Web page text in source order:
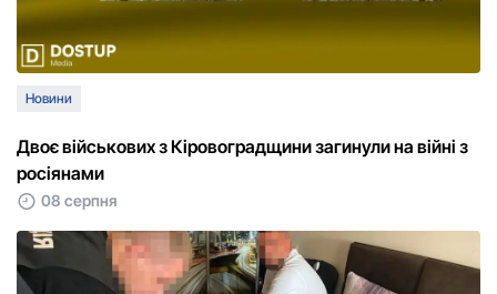
Новини
Двоє військових з Кіровоградщини загинули на війні з
росіянами
08 серпня